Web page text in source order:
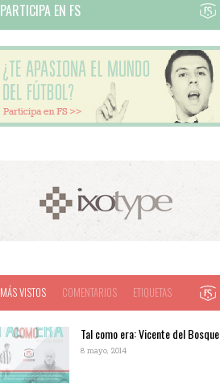
PARTICIPA EN FS
MÁS VISTOS COMENTARIOS ETIQUETAS
Tal como era: Vicente del Bosque
8 mayo, 2014